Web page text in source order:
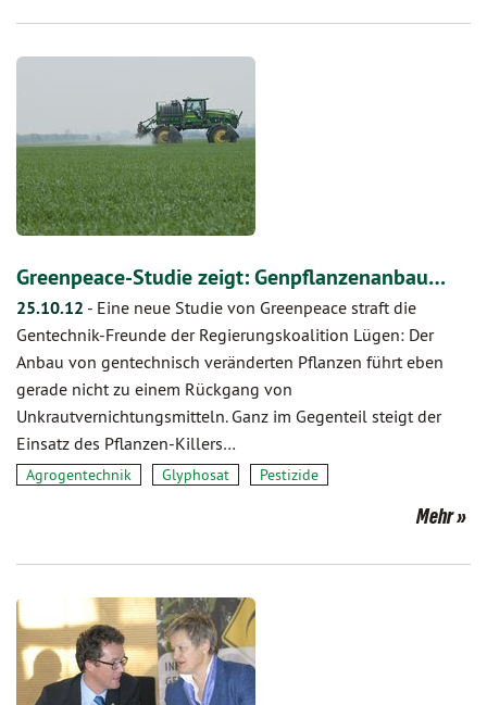
Greenpeace-Studie zeigt: Genpflanzenanbau…
25.10.12 - Eine neue Studie von Greenpeace straft die
Gentechnik-Freunde der Regierungskoalition Lügen: Der
Anbau von gentechnisch veränderten Pflanzen führt eben
gerade nicht zu einem Rückgang von
Unkrautvernichtungsmitteln. Ganz im Gegenteil steigt der
Einsatz des Pflanzen-Killers…
Agrogentechnik Glyphosat Pestizide
Mehr